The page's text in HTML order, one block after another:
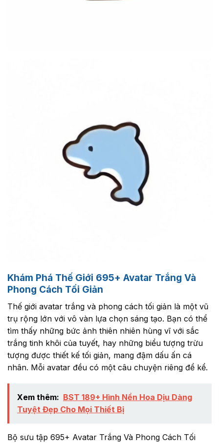
Khám Phá Thế Giới 695+ Avatar Trắng Và
Phong Cách Tối Giản
Thế giới avatar trắng và phong cách tối giản là một vũ
trụ rộng lớn với vô vàn lựa chọn sáng tạo. Bạn có thể
tìm thấy những bức ảnh thiên nhiên hùng vĩ với sắc
trắng tinh khôi của tuyết, hay những biểu tượng trừu
tượng được thiết kế tối giản, mang đậm dấu ấn cá
nhân. Mỗi avatar đều có một câu chuyện riêng để kể.
Xem thêm: BST 189+ Hình Nền Hoa Dịu Dàng
Tuyệt Đẹp Cho Mọi Thiết Bị
Bộ sưu tập 695+ Avatar Trắng Và Phong Cách Tối